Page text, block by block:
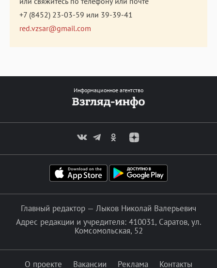
+7 (8452) 23-03-59 или 39-39-41
red.vzsar@gmail.com
Информационное агентство
Главный редактор — Лыков Николай Валерьевич
Адрес редакции и учредителя: 410031, Саратов, ул.
Комсомольская, 52
О проекте Вакансии Реклама Контакты